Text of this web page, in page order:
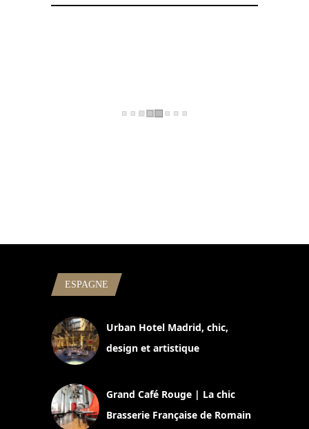
ESPAGNE
Urban Hotel Madrid, chic,
design et artistique
Grand Café Rouge | La chic
Brasserie Française de Romain